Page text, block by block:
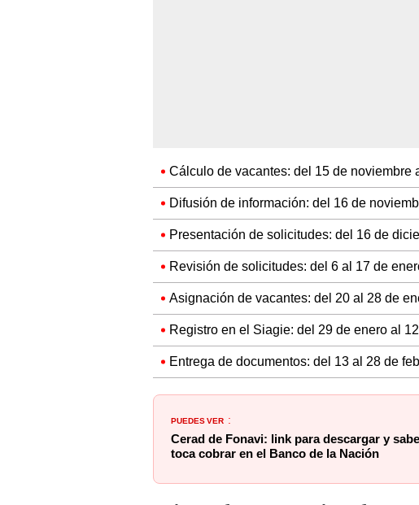
Cálculo de vacantes: del 15 de
Difusión de información: del 16 de
Presentación de solicitudes: del 16 de
Revisión de solicitudes: del 6 al 17 de
Asignación de vacantes: del 20 al 28 de
Registro en el Siagie: del 29 de enero al
Entrega de documentos: del 13 al 28 de
PUEDES VER :
Cerad de Fonavi: link para descargar y
toca cobrar en el Banco de la Nación